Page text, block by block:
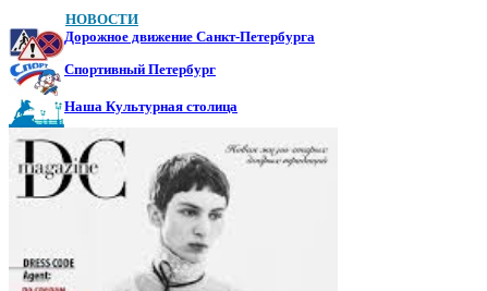
НОВОСТИ
Дорожное движение Санкт-Петербурга
Спортивный Петербург
Наша Культурная столица